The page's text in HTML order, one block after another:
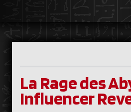
La Rage des
Influencer